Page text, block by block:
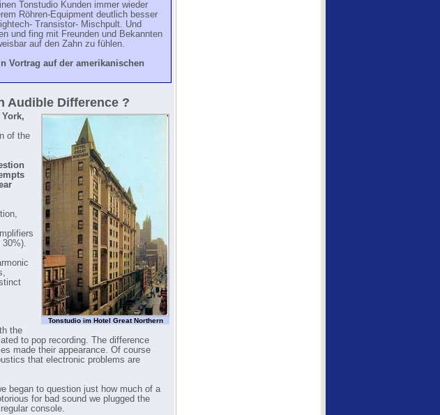
Tonstudio Kunden immer wieder
Röhren-Equipment deutlich besser
Transistor- Mischpult. Und
und fing mit Freunden und Bekannten
auf den Zahn zu fühlen.
Vortrag auf der amerikanischen
Audible Difference ?
Tonstudio im Hotel Great Northern
of the
30%).
the
to pop recording. The difference
made their appearance. Of course
that electronic problems are
began to question just how much of a
for bad sound we plugged the
console.